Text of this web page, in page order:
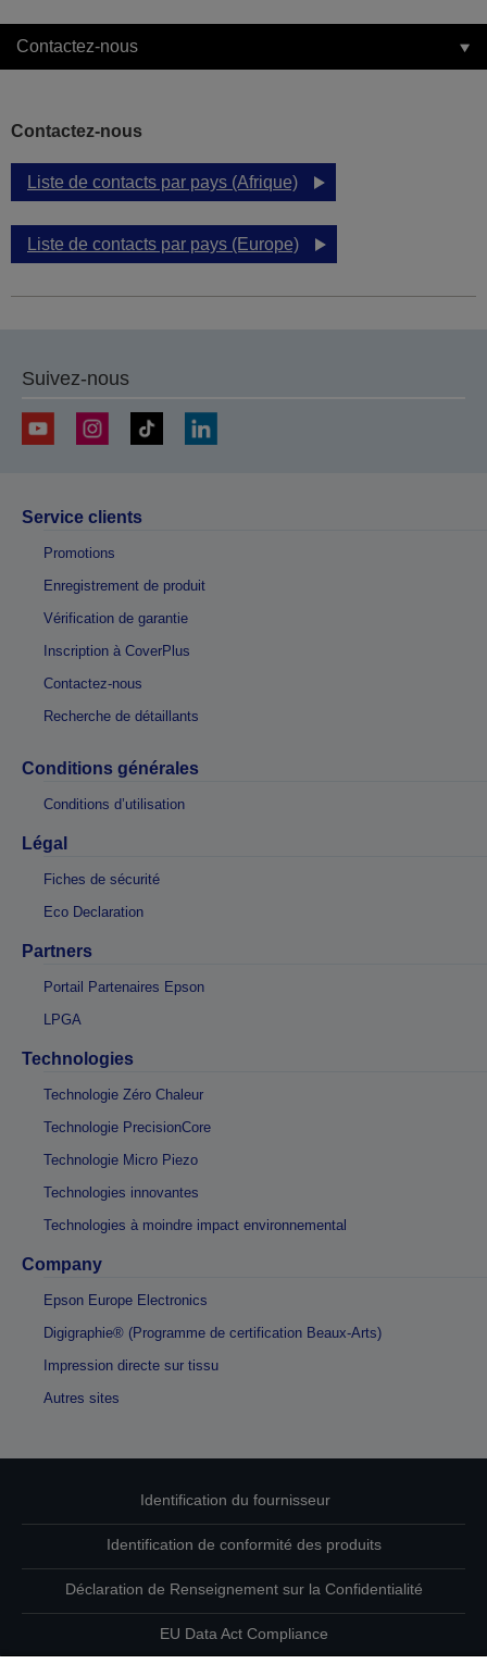
Contactez-nous
Contactez-nous
Liste de contacts par pays (Afrique)
Liste de contacts par pays (Europe)
Suivez-nous
Service clients
Promotions
Enregistrement de produit
Vérification de garantie
Inscription à CoverPlus
Contactez-nous
Recherche de détaillants
Conditions générales
Conditions d’utilisation
Légal
Fiches de sécurité
Eco Declaration
Partners
Portail Partenaires Epson
LPGA
Technologies
Technologie Zéro Chaleur
Technologie PrecisionCore
Technologie Micro Piezo
Technologies innovantes
Technologies à moindre impact environnemental
Company
Epson Europe Electronics
Digigraphie® (Programme de certification Beaux-Arts)
Impression directe sur tissu
Autres sites
Identification du fournisseur
Identification de conformité des produits
Déclaration de Renseignement sur la Confidentialité
EU Data Act Compliance